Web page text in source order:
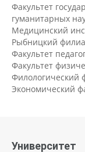
Факультет
гуманитарных
Медицинский
Рыбницкий
Факультет
Факультет
Филологический
Экономический
Университет